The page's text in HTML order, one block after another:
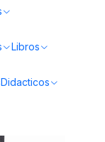
Libros
Didacticos